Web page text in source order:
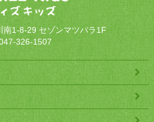
南1-8-29 セゾンマツバラ1F
326-1507